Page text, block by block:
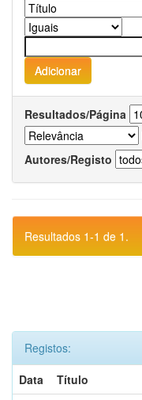
Resultados/Página
Autores/Registo
Resultados 1-1 de 1.
Registos:
Data
Título